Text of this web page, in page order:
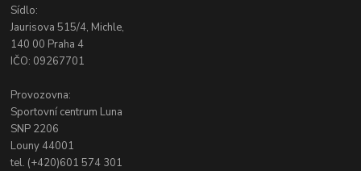
Sídlo:
Jaurisova 515/4, Michle,
140 00 Praha 4
IČO: 09267701
Provozovna:
Sportovní centrum Luna
SNP 2206
Louny 44001
tel. (+420)601 574 301